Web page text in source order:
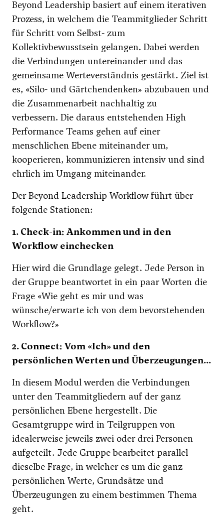
Beyond Leadership basiert auf einem iterativen
Prozess, in welchem die Teammitglieder Schritt
für Schritt vom Selbst- zum
Kollektivbewusstsein gelangen. Dabei werden
die Verbindungen untereinander und das
gemeinsame Werteverständnis gestärkt. Ziel ist
es, «Silo- und Gärtchendenken» abzubauen und
die Zusammenarbeit nachhaltig zu
verbessern. Die daraus entstehenden High
Performance Teams gehen auf einer
menschlichen Ebene miteinander um,
kooperieren, kommunizieren intensiv und sind
ehrlich im Umgang miteinander.
Der Beyond Leadership Workflow führt über
folgende Stationen:
1. Check-in: Ankommen und in den
Workflow einchecken
Hier wird die Grundlage gelegt. Jede Person in
der Gruppe beantwortet in ein paar Worten die
Frage «Wie geht es mir und was
wünsche/erwarte ich von dem bevorstehenden
Workflow?»
2. Connect: Vom «Ich» und den
persönlichen Werten und Überzeugungen...
In diesem Modul werden die Verbindungen
unter den Teammitgliedern auf der ganz
persönlichen Ebene hergestellt. Die
Gesamtgruppe wird in Teilgruppen von
idealerweise jeweils zwei oder drei Personen
aufgeteilt. Jede Gruppe bearbeitet parallel
dieselbe Frage, in welcher es um die ganz
persönlichen Werte, Grundsätze und
Überzeugungen zu einem bestimmen Thema
geht.